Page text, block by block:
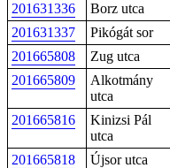
201631336
Borz utca
201631337
Pikógát sor
201665808
Zug utca
201665809
Alkotmány
utca
201665816
Kinizsi Pál
utca
201665818 Újsor utca